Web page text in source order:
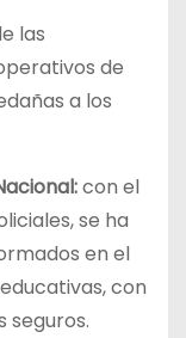
las
de
a los
con el
se ha
en el
con
seguros.